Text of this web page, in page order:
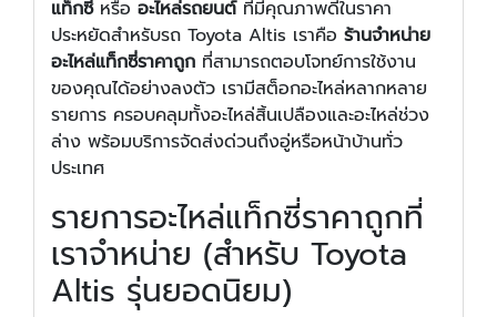
แท็กซี่หรือ อะไหล่รถยนต์ที่มีคุณภาพดีในราคา
ประหยัดสำหรับรถ Toyota Altis เราคือ ร้านจำหน่าย
อะไหล่แท็กซี่ราคาถูก ที่สามารถตอบโจทย์การใช้งาน
ของคุณได้อย่างลงตัว เรามีสต็อกอะไหล่หลากหลาย
รายการ ครอบคลุมทั้งอะไหล่สิ้นเปลืองและอะไหล่ช่วง
ล่าง พร้อมบริการจัดส่งด่วนถึงอู่หรือหน้าบ้านทั่ว
ประเทศ
รายการอะไหล่แท็กซี่ราคาถูกที่
เราจำหน่าย (สำหรับ Toyota
Altis รุ่นยอดนิยม)